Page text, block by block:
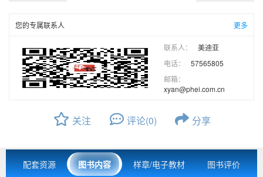
您的专属联系人 更多
联系人：
美迪亚
电话：
57565805
邮箱：
xyan@phei.com.cn
关注 评论(0) 分享
配套资源 图书内容 样章/电子教材 图书评价